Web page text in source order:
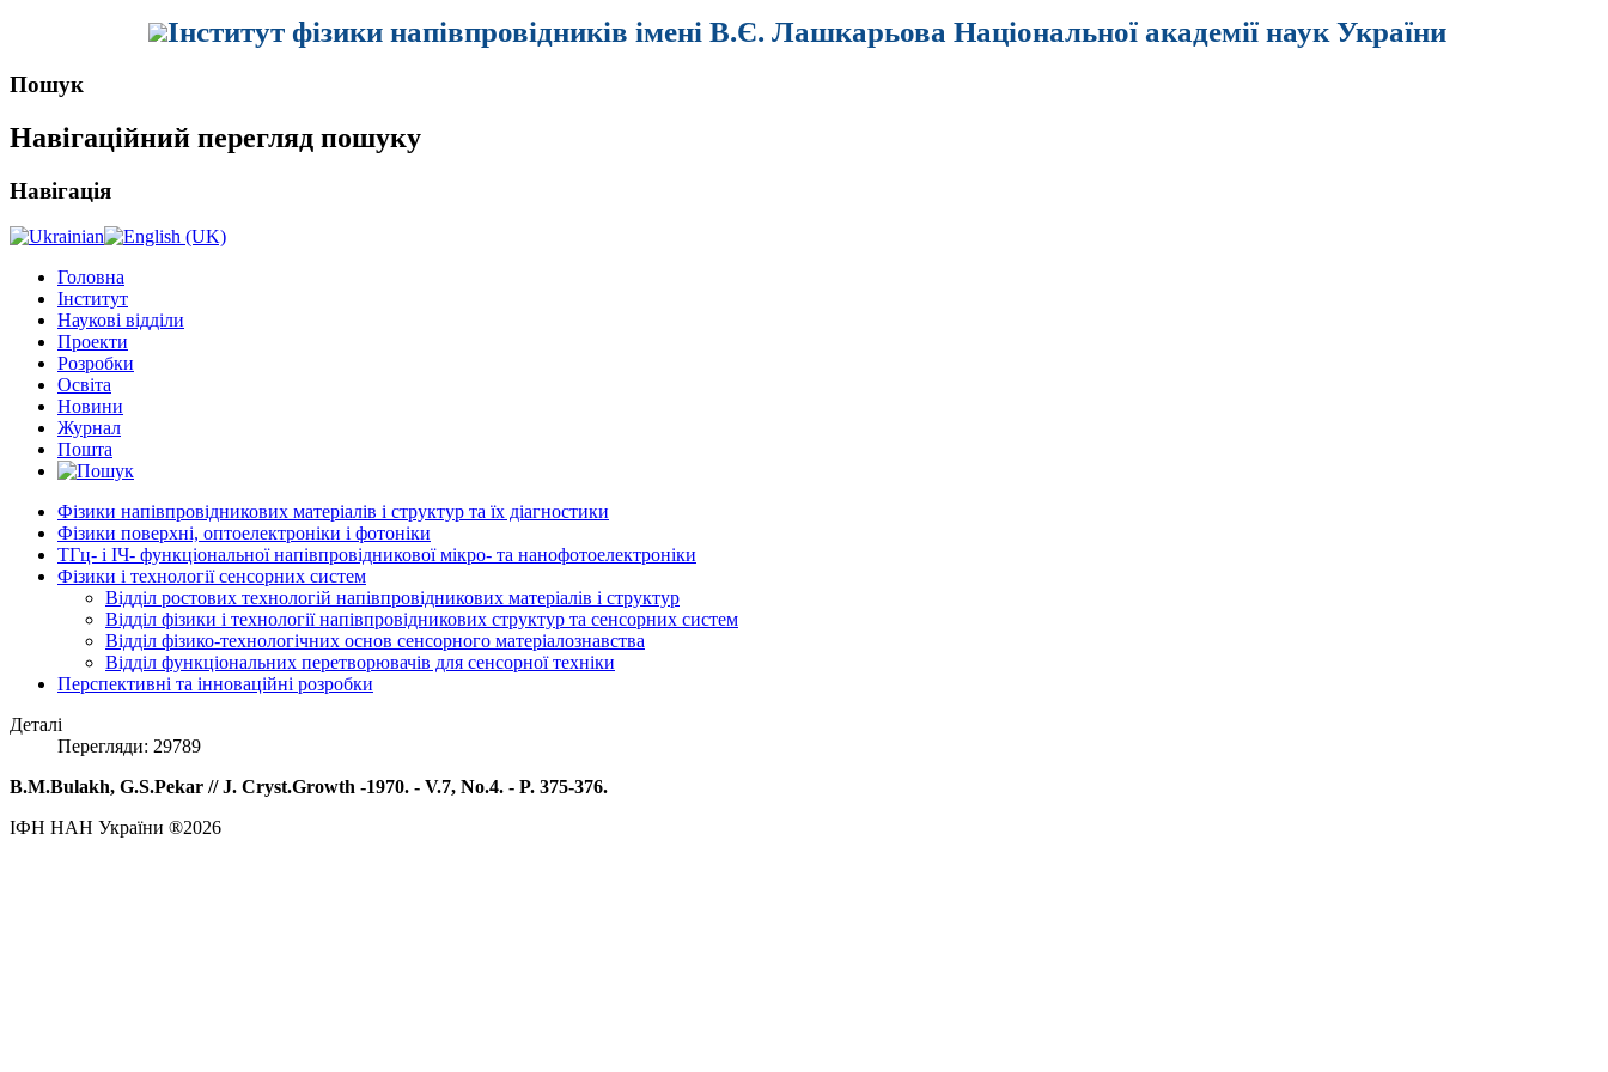
Інститут фізики напівпровідників імені В.Є. Лашкарьова Національної академії наук України
Пошук
Навігаційний перегляд пошуку
Навігація
Головна
Інститут
Наукові відділи
Проекти
Розробки
Освіта
Новини
Журнал
Пошта
Фізики напівпровідникових матеріалів і структур та їх діагностики
Фізики поверхні, оптоелектроніки і фотоніки
ТГц- і ІЧ- функціональної напівпровідникової мікро- та нанофотоелектроніки
Фізики і технології сенсорних систем
Відділ ростових технологій напівпровідникових матеріалів і структур
Відділ фізики і технології напівпровідникових структур та сенсорних систем
Відділ фізико-технологічних основ сенсорного матеріалознавства
Відділ функціональних перетворювачів для сенсорної техніки
Перспективні та інноваційні розробки
Деталі
Перегляди: 29789
B.M.Bulakh, G.S.Pekar // J. Cryst.Growth -1970. - V.7, No.4. - P. 375-376.
ІФН НАН України ®2026